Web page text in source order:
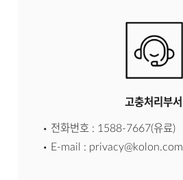
고충처리부서
전화번호 : 1588-7667(유료)
E-mail : privacy@kolon.com